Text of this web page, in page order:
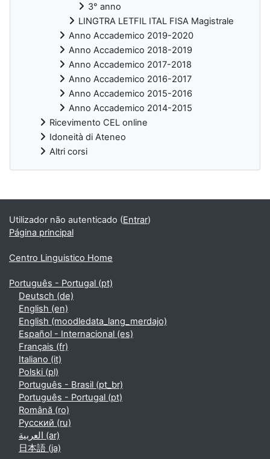
3° anno
LINGTRA LETFIL ITAL FISA Magistrale
Anno Accademico 2019-2020
Anno Accademico 2018-2019
Anno Accademico 2017-2018
Anno Accademico 2016-2017
Anno Accademico 2015-2016
Anno Accademico 2014-2015
Ricevimento CEL online
Idoneità di Ateneo
Altri corsi
Blocos adicionais
Utilizador não autenticado (Entrar)
Página principal
Centro Linguistico Home
Português - Portugal ‎(pt)‎
Deutsch ‎(de)‎
English ‎(en)‎
English ‎(moodledata_lang_merdajo)‎
Español - Internacional ‎(es)‎
Français ‎(fr)‎
Italiano ‎(it)‎
Polski ‎(pl)‎
Português - Brasil ‎(pt_br)‎
Português - Portugal ‎(pt)‎
Română ‎(ro)‎
Русский ‎(ru)‎
العربية ‎(ar)‎
日本語 ‎(ja)‎